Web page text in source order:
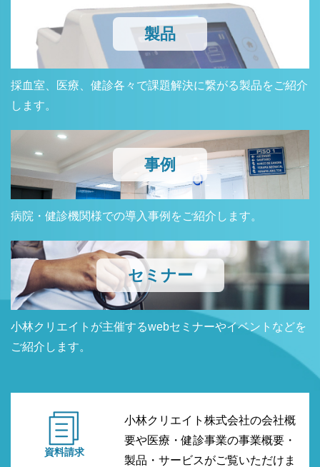
製品
採血室、医療、健診各々で課題解決に繋がる製品をご紹介
します。
事例
病院・健診機関様での導入事例をご紹介します。
セミナー
小林クリエイトが主催するwebセミナーやイベントなどを
ご紹介します。
資料請求
小林クリエイト株式会社の会社概
要や医療・健診事業の事業概要・
製品・サービスがご覧いただけま